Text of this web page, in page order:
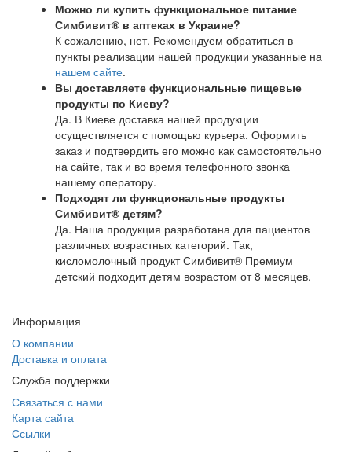
Можно ли купить функциональное питание
Симбивит® в аптеках в Украине?
К сожалению, нет. Рекомендуем обратиться в
пункты реализации нашей продукции указанные на
нашем сайте.
Вы доставляете функциональные пищевые
продукты по Киеву?
Да. В Киеве доставка нашей продукции
осуществляется с помощью курьера. Оформить
заказ и подтвердить его можно как самостоятельно
на сайте, так и во время телефонного звонка
нашему оператору.
Подходят ли функциональные продукты
Симбивит® детям?
Да. Наша продукция разработана для пациентов
различных возрастных категорий. Так,
кисломолочный продукт Симбивит® Премиум
детский подходит детям возрастом от 8 месяцев.
Информация
О компании
Доставка и оплата
Служба поддержки
Связаться с нами
Карта сайта
Ссылки